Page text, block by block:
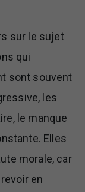
sur le sujet
qui
sont souvent
les
le manque
Elles
morale, car
en